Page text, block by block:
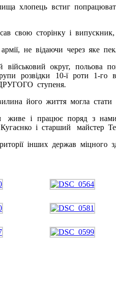
хлопець встиг
свою сторінку і
не відаючи через яке
військовий округ, польова
розвідки 10-ї роти 1-
ступеня.
його життя могла
і працює поряд з нами.
і старший майстер
інших держав